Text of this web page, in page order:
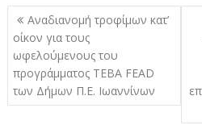
Πλοήγηση
άρθρων
Αναδιανομή τροφίμων κατ’
οίκον για τους
ωφελούμενους του
προγράμματος ΤΕΒΑ FEAD
των Δήμων Π.Ε. Ιωαννίνων